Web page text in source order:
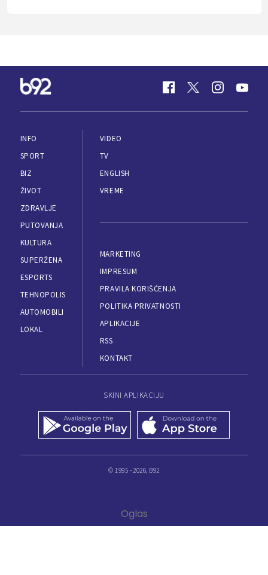
INFO
SPORT
BIZ
ŽIVOT
ZDRAVLJE
PUTOVANJA
KULTURA
SUPERŽENA
ESPORTS
TEHNOPOLIS
AUTOMOBILI
LOKAL
VIDEO
TV
ENGLISH
VREME
MARKETING
IMPRESUM
PRAVILA KORIŠĆENJA
POLITIKA PRIVATNOSTI
APLIKACIJE
RSS
KONTAKT
SKINI APLIKACIJU
© 1995 - 2026, B92